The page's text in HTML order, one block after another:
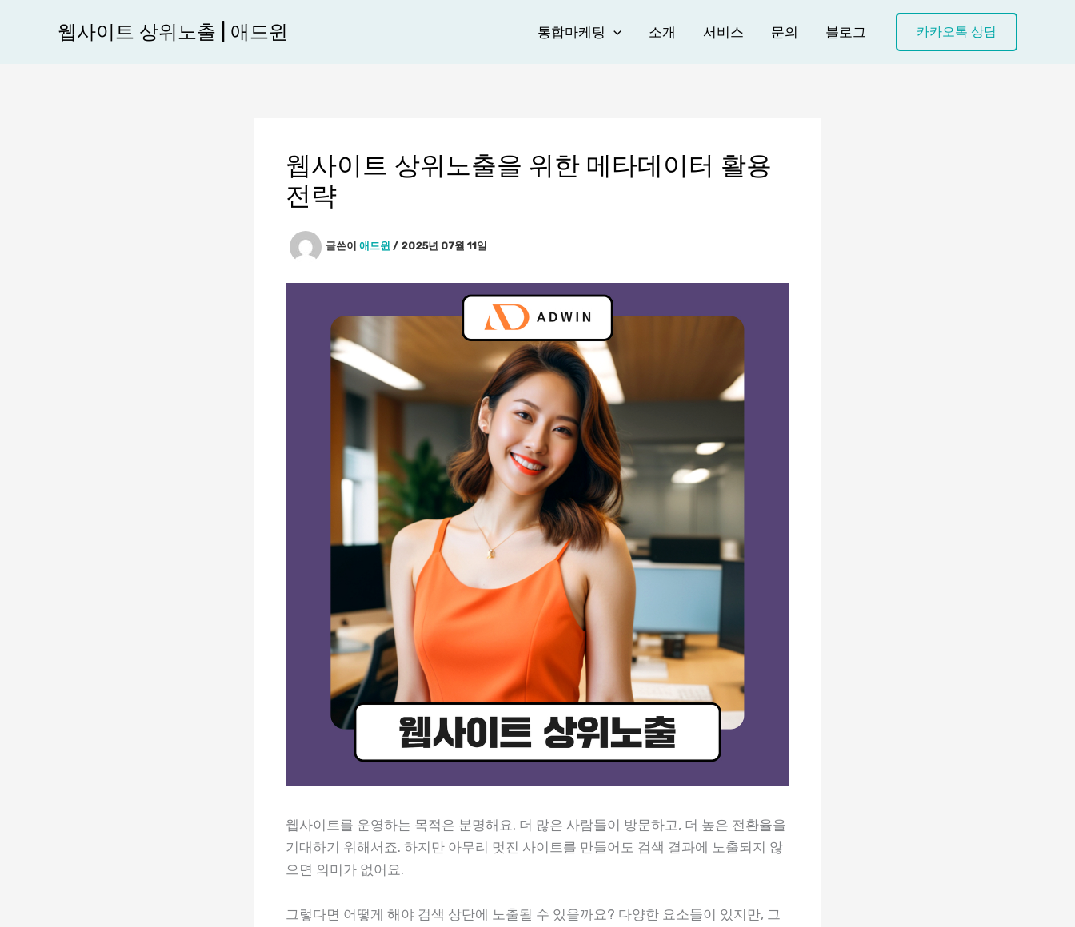
웹사이트 상위노출 | 애드윈 통합마케팅 소개 서비스 문의 블로그 카카오톡 상담
웹사이트 상위노출을 위한 메타데이터 활용
전략
글쓴이 애드윈 / 2025년 07월 11일
웹사이트를 운영하는 목적은 분명해요. 더 많은 사람들이 방문하고, 더 높은 전환율을
기대하기 위해서죠. 하지만 아무리 멋진 사이트를 만들어도 검색 결과에 노출되지 않
으면 의미가 없어요.
그렇다면 어떻게 해야 검색 상단에 노출될 수 있을까요? 다양한 요소들이 있지만, 그